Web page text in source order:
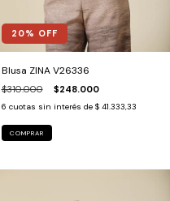
20% OFF
Blusa ZINA V26336
$310.000 $248.000
6 cuotas sin interés de $ 41.333,33
COMPRAR